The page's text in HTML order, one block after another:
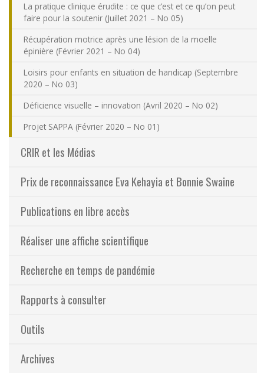
La pratique clinique érudite : ce que c’est et ce qu’on peut
faire pour la soutenir (Juillet 2021 – No 05)
Récupération motrice après une lésion de la moelle
épinière (Février 2021 – No 04)
Loisirs pour enfants en situation de handicap (Septembre
2020 – No 03)
Déficience visuelle – innovation (Avril 2020 – No 02)
Projet SAPPA (Février 2020 – No 01)
CRIR et les Médias
Prix de reconnaissance Eva Kehayia et Bonnie Swaine
Publications en libre accès
Réaliser une affiche scientifique
Recherche en temps de pandémie
Rapports à consulter
Outils
Archives